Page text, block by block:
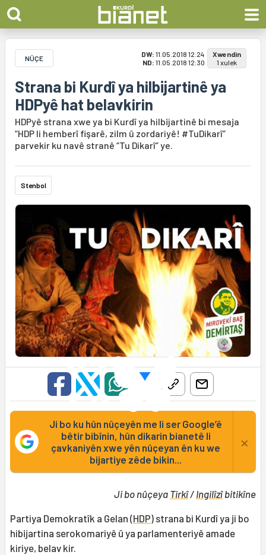
NÛÇE DW: 11.05.2018 12:24
ND: 11.05.2018 12:30
Xwendin
1 xulek
Strana bi Kurdî ya hilbijartinê ya
HDPyê hat belavkirin
HDPyê strana xwe ya bi Kurdî ya hilbijartinê bi mesaja
“HDP li hemberî fişarê, zilm û zordariyê! #TuDikarî”
parvekir ku navê stranê “Tu Dikarî” ye.
Stenbol
Ji bo ku hûn nûçeyên me li ser Google’ê
bêtir bibînin, hûn dikarin bianetê li
çavkaniyên xwe yên nûçeyan ên ku we
bijartiye zêde bikin...
×
Ji bo nûçeya Tirkî/ Ingilîzîbitikîne
Partiya Demokratîk a Gelan (HDP) strana bi Kurdî ya ji bo
hibijartina serokomariyê û ya parlamenteriyê amade
kiriye, belav kir.